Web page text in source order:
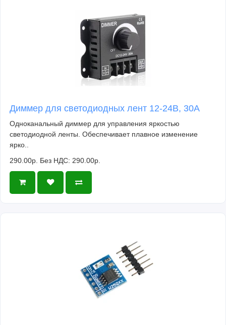
Диммер для светодиодных лент 12-24В, 30А
Одноканальный диммер для управления яркостью
светодиодной ленты. Обеспечивает плавное изменение
ярко..
290.00р. Без НДС: 290.00р.